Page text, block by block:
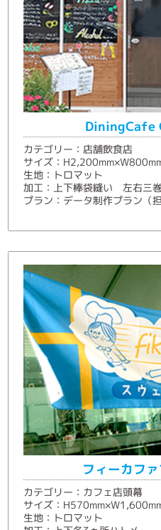
DiningCafe
カテゴリー：店舗飲食店
サイズ：
生地：トロマット
加工：上下棒袋縫い 左右三
プラン：データ制作プラン（
フィーカフ
カテゴリー：カフェ店頭幕
サイズ：
生地：トロマット